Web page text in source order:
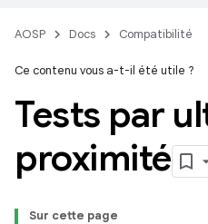
AOSP Docs Compatibilité
Ce contenu vous a-t-il été utile ?
Tests par
proximité
Sur cette page